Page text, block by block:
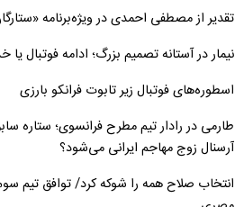
تقدیر از مصطفی احمدی در ویژه‌برنامه
نیمار در آستانه تصمیم بزرگ؛ ادامه فوتبال
اسطوره‌های فوتبال زیر تابوت فرانکو بارزی
طارمی در رادار تیم مطرح فرانسوی؛ ستاره
آرسنال زوج مهاجم ایرانی می‌شود؟
انتخاب صلاح همه را شوکه کرد/ توافق تیم